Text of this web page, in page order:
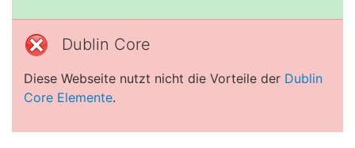
Dublin Core
Diese Webseite nutzt nicht die Vorteile der Dublin
Core Elemente.